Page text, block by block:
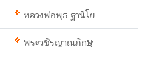
หลวงพ่อพุธ ฐานิโย
พระวชิรญาณภิกษุ